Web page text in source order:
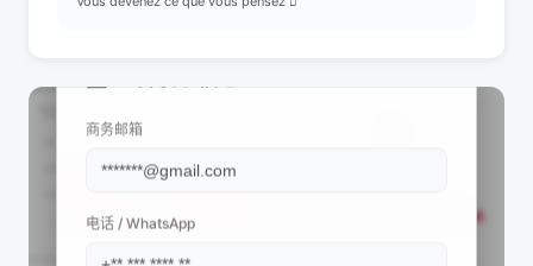
商务邮箱
电话 / WhatsApp